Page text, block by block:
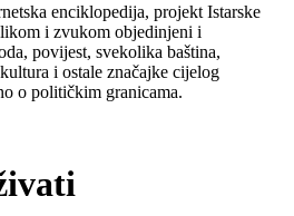
enciklopedija, projekt Istarske
i zvukom objedinjeni i
povijest, svekolika baština,
i ostale značajke cijelog
o političkim granicama.